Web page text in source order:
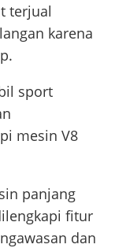
terjual
karena
sport
mesin V8
panjang
fitur
dan